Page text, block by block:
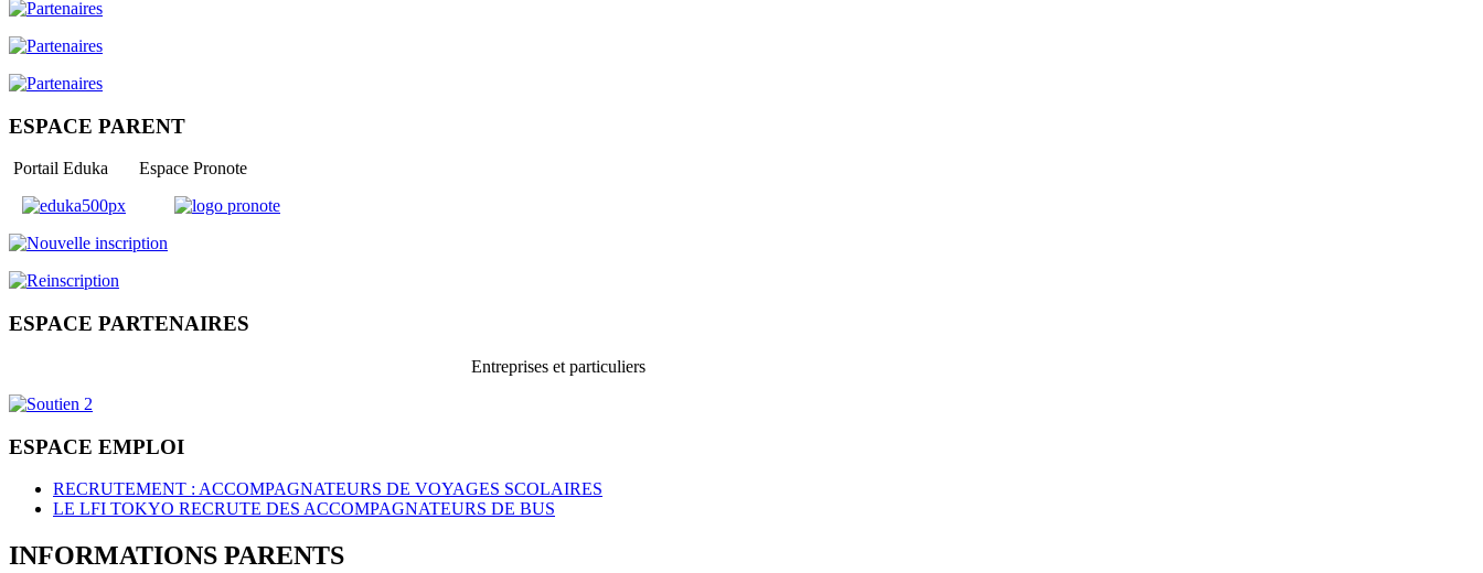
ESPACE PARENT
Portail Eduka Espace Pronote
ESPACE PARTENAIRES
Entreprises et particuliers
ESPACE EMPLOI
RECRUTEMENT : ACCOMPAGNATEURS DE VOYAGES SCOLAIRES
LE LFI TOKYO RECRUTE DES ACCOMPAGNATEURS DE BUS
INFORMATIONS PARENTS